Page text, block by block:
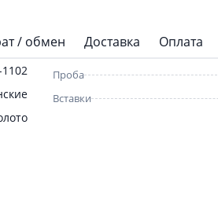
/ обмен Доставка Оплата
Проба
Вставки